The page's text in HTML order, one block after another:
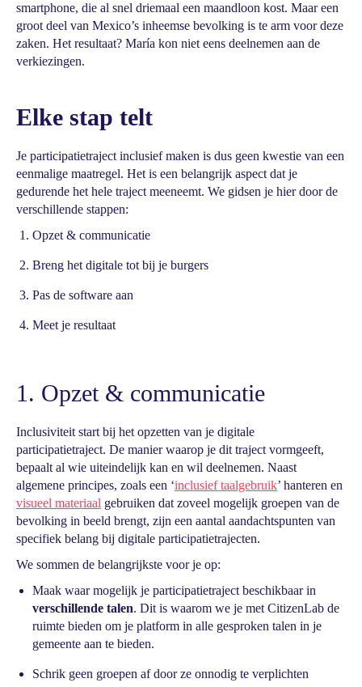
smartphone, die al snel driemaal een maandloon kost. Maar een
groot deel van Mexico’s inheemse bevolking is te arm voor deze
zaken. Het resultaat? María kon niet eens deelnemen aan de
verkiezingen.
Elke stap telt
Je participatietraject inclusief maken is dus geen kwestie van een
eenmalige maatregel. Het is een belangrijk aspect dat je
gedurende het hele traject meeneemt. We gidsen je hier door de
verschillende stappen:
Opzet & communicatie
Breng het digitale tot bij je burgers
Pas de software aan
Meet je resultaat
1. Opzet & communicatie
Inclusiviteit start bij het opzetten van je digitale
participatietraject. De manier waarop je dit traject vormgeeft,
bepaalt al wie uiteindelijk kan en wil deelnemen. Naast
algemene principes, zoals een ‘inclusief taalgebruik’ hanteren en
visueel materiaal gebruiken dat zoveel mogelijk groepen van de
bevolking in beeld brengt, zijn een aantal aandachtspunten van
specifiek belang bij digitale participatietrajecten.
We sommen de belangrijkste voor je op:
Maak waar mogelijk je participatietraject beschikbaar in
verschillende talen. Dit is waarom we je met CitizenLab de
ruimte bieden om je platform in alle gesproken talen in je
gemeente aan te bieden.
Schrik geen groepen af door ze onnodig te verplichten